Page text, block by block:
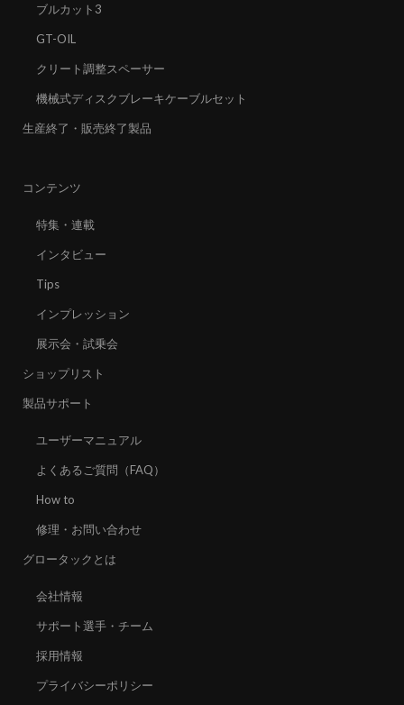
ブルカット3
GT-OIL
クリート調整スペーサー
機械式ディスクブレーキケーブルセット
生産終了・販売終了製品
コンテンツ
特集・連載
インタビュー
Tips
インプレッション
展示会・試乗会
ショップリスト
製品サポート
ユーザーマニュアル
よくあるご質問（FAQ）
How to
修理・お問い合わせ
グロータックとは
会社情報
サポート選手・チーム
採用情報
プライバシーポリシー